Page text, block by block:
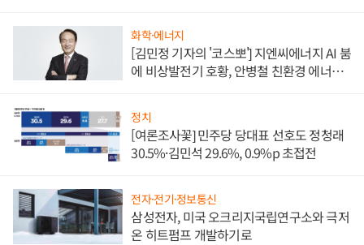
화학·에너지
[김민정 기자의 '코스뽀'] 지엔씨에너지 AI 붐
에 비상발전기 호황, 안병철 친환경 에너지
정치
[여론조사꽃] 민주당 당대표 선호도 정청래
30.5%·김민석 29.6%, 0.9%p 초접전
전자·전기·정보통신
삼성전자, 미국 오크리지국립연구소와 극저
온 히트펌프 개발하기로